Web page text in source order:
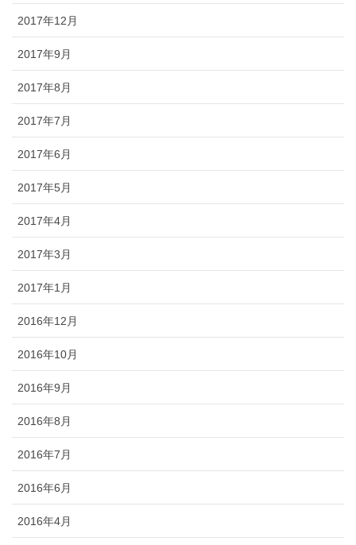
2017年12月
2017年9月
2017年8月
2017年7月
2017年6月
2017年5月
2017年4月
2017年3月
2017年1月
2016年12月
2016年10月
2016年9月
2016年8月
2016年7月
2016年6月
2016年4月